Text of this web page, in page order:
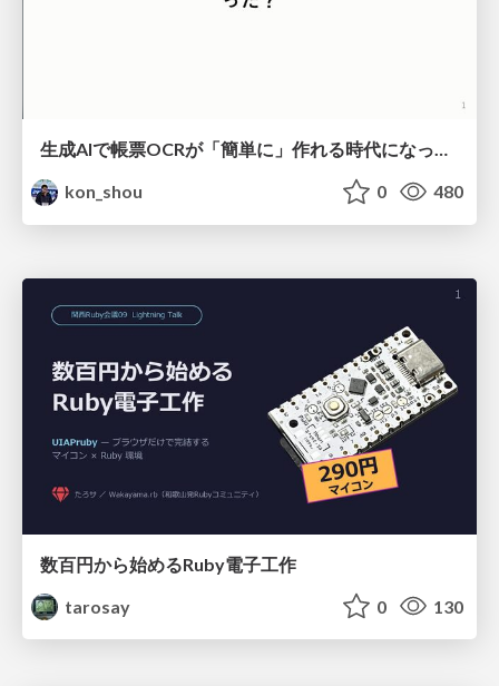
生成AIで帳票OCRが「簡単に」作れる時代になった？
kon_shou
0 480
数百円から始めるRuby電子工作
tarosay
0 130